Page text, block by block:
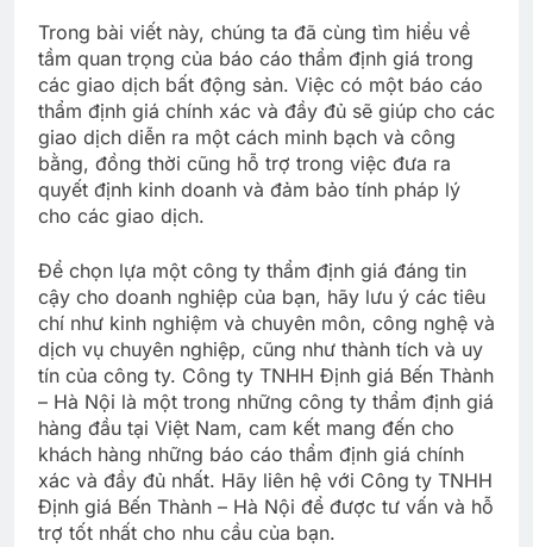
Trong bài viết này, chúng ta đã cùng tìm hiểu về
tầm quan trọng của báo cáo thẩm định giá trong
các giao dịch bất động sản. Việc có một báo cáo
thẩm định giá chính xác và đầy đủ sẽ giúp cho các
giao dịch diễn ra một cách minh bạch và công
bằng, đồng thời cũng hỗ trợ trong việc đưa ra
quyết định kinh doanh và đảm bảo tính pháp lý
cho các giao dịch.
Để chọn lựa một công ty thẩm định giá đáng tin
cậy cho doanh nghiệp của bạn, hãy lưu ý các tiêu
chí như kinh nghiệm và chuyên môn, công nghệ và
dịch vụ chuyên nghiệp, cũng như thành tích và uy
tín của công ty. Công ty TNHH Định giá Bến Thành
– Hà Nội là một trong những công ty thẩm định giá
hàng đầu tại Việt Nam, cam kết mang đến cho
khách hàng những báo cáo thẩm định giá chính
xác và đầy đủ nhất. Hãy liên hệ với Công ty TNHH
Định giá Bến Thành – Hà Nội để được tư vấn và hỗ
trợ tốt nhất cho nhu cầu của bạn.